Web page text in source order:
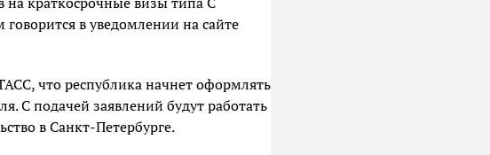
в уведомлении на сайте
что республика начнет оформлять
С подачей заявлений будут работать
в Санкт-Петербурге.